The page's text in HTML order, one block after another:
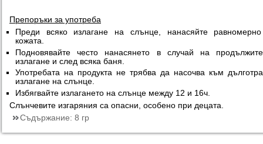
Препоръки за употреба
Преди всяко излагане на слънце, нанасяйте
кожата.
Подновявайте често нанасянето в случай на
излагане и след всяка баня.
Употребата на продукта не трябва да насочва към
излагане на слънце.
Избягвайте излагането на слънце между 12 и 16ч.
Слънчевите изгаряния са опасни, особено при децата.
Съдържание: 8 гр